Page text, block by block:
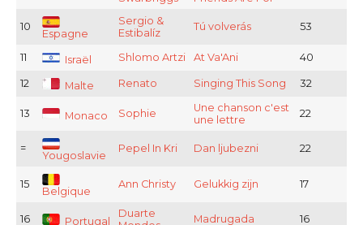
10
Espagne
Sergio &
Estibalíz
Tú volverás 53
11 Israël Shlomo Artzi At Va'Ani 40
12 Malte Renato Singing This Song 32
13 Monaco Sophie
Une chanson c'est
une lettre
22
=
Yougoslavie
Pepel In Kri Dan ljubezni 22
15
Belgique
Ann Christy Gelukkig zijn 17
16 Portugal
Duarte
Madrugada 16